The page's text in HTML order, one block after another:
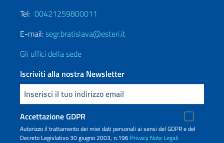
Tel: 00421259800011
E-mail:segr.bratislava@esteri.it
Gli uffici della sede
Iscriviti alla nostra Newsletter
Inserisci la tua email
Accettazione GDPR
Autorizzo il trattamento dei miei dati personali ai sensi del GDPR e del
Decreto Legislativo 30 giugno 2003, n.196 Privacy Note Legali